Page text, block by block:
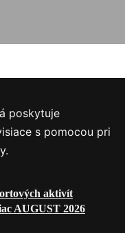
poskytuje
s pomocou pri
aktivít
AUGUST 2026